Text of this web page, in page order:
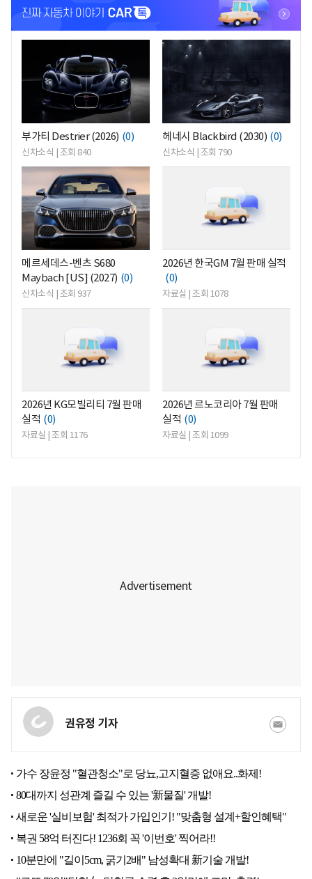
부가티 Destrier (2026) (0)
신차소식 | 조회 840
<
헤네시 Blackbird (2030) (0)
신차소식 | 조회 790
<
메르세데스-벤츠 S680
Maybach [US] (2027) (0)
신차소식 | 조회 937
2026년 한국GM 7월 판매 실적
(0)
자료실 | 조회 1078
2026년 KG모빌리티 7월 판매
실적 (0)
자료실 | 조회 1176
2026년 르노코리아 7월 판매
실적 (0)
자료실 | 조회 1099
권유정 기자